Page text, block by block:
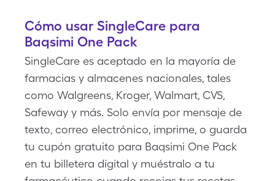
Cómo usar SingleCare para
Baqsimi One Pack
SingleCare es aceptado en la mayoría de
farmacias y almacenes nacionales, tales
como Walgreens, Kroger, Walmart, CVS,
Safeway y más. Solo envía por mensaje de
texto, correo electrónico, imprime, o guarda
tu cupón gratuito para Baqsimi One Pack
en tu billetera digital y muéstralo a tu